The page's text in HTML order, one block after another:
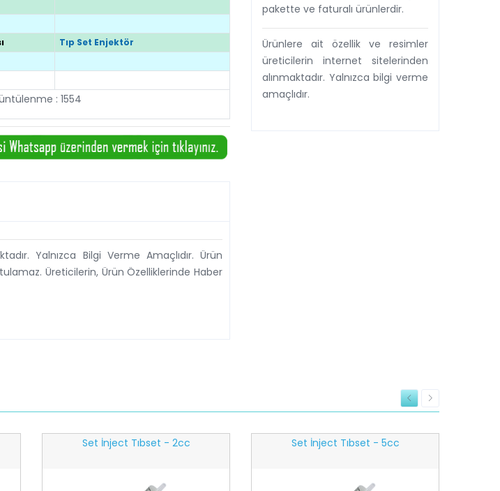
Tıp Set Enjektör
: 1554
Yalnızca Bilgi Verme Amaçlıdır. Ürün
Üreticilerin, Ürün Özelliklerinde Haber
pakette ve faturalı ürünlerdir.
Ürünlere ait özellik ve resimler
üreticilerin internet sitelerinden
alınmaktadır. Yalnızca bilgi verme
amaçlıdır.
Set İnject Tıbset - 2cc Set İnject Tıbset - 5cc